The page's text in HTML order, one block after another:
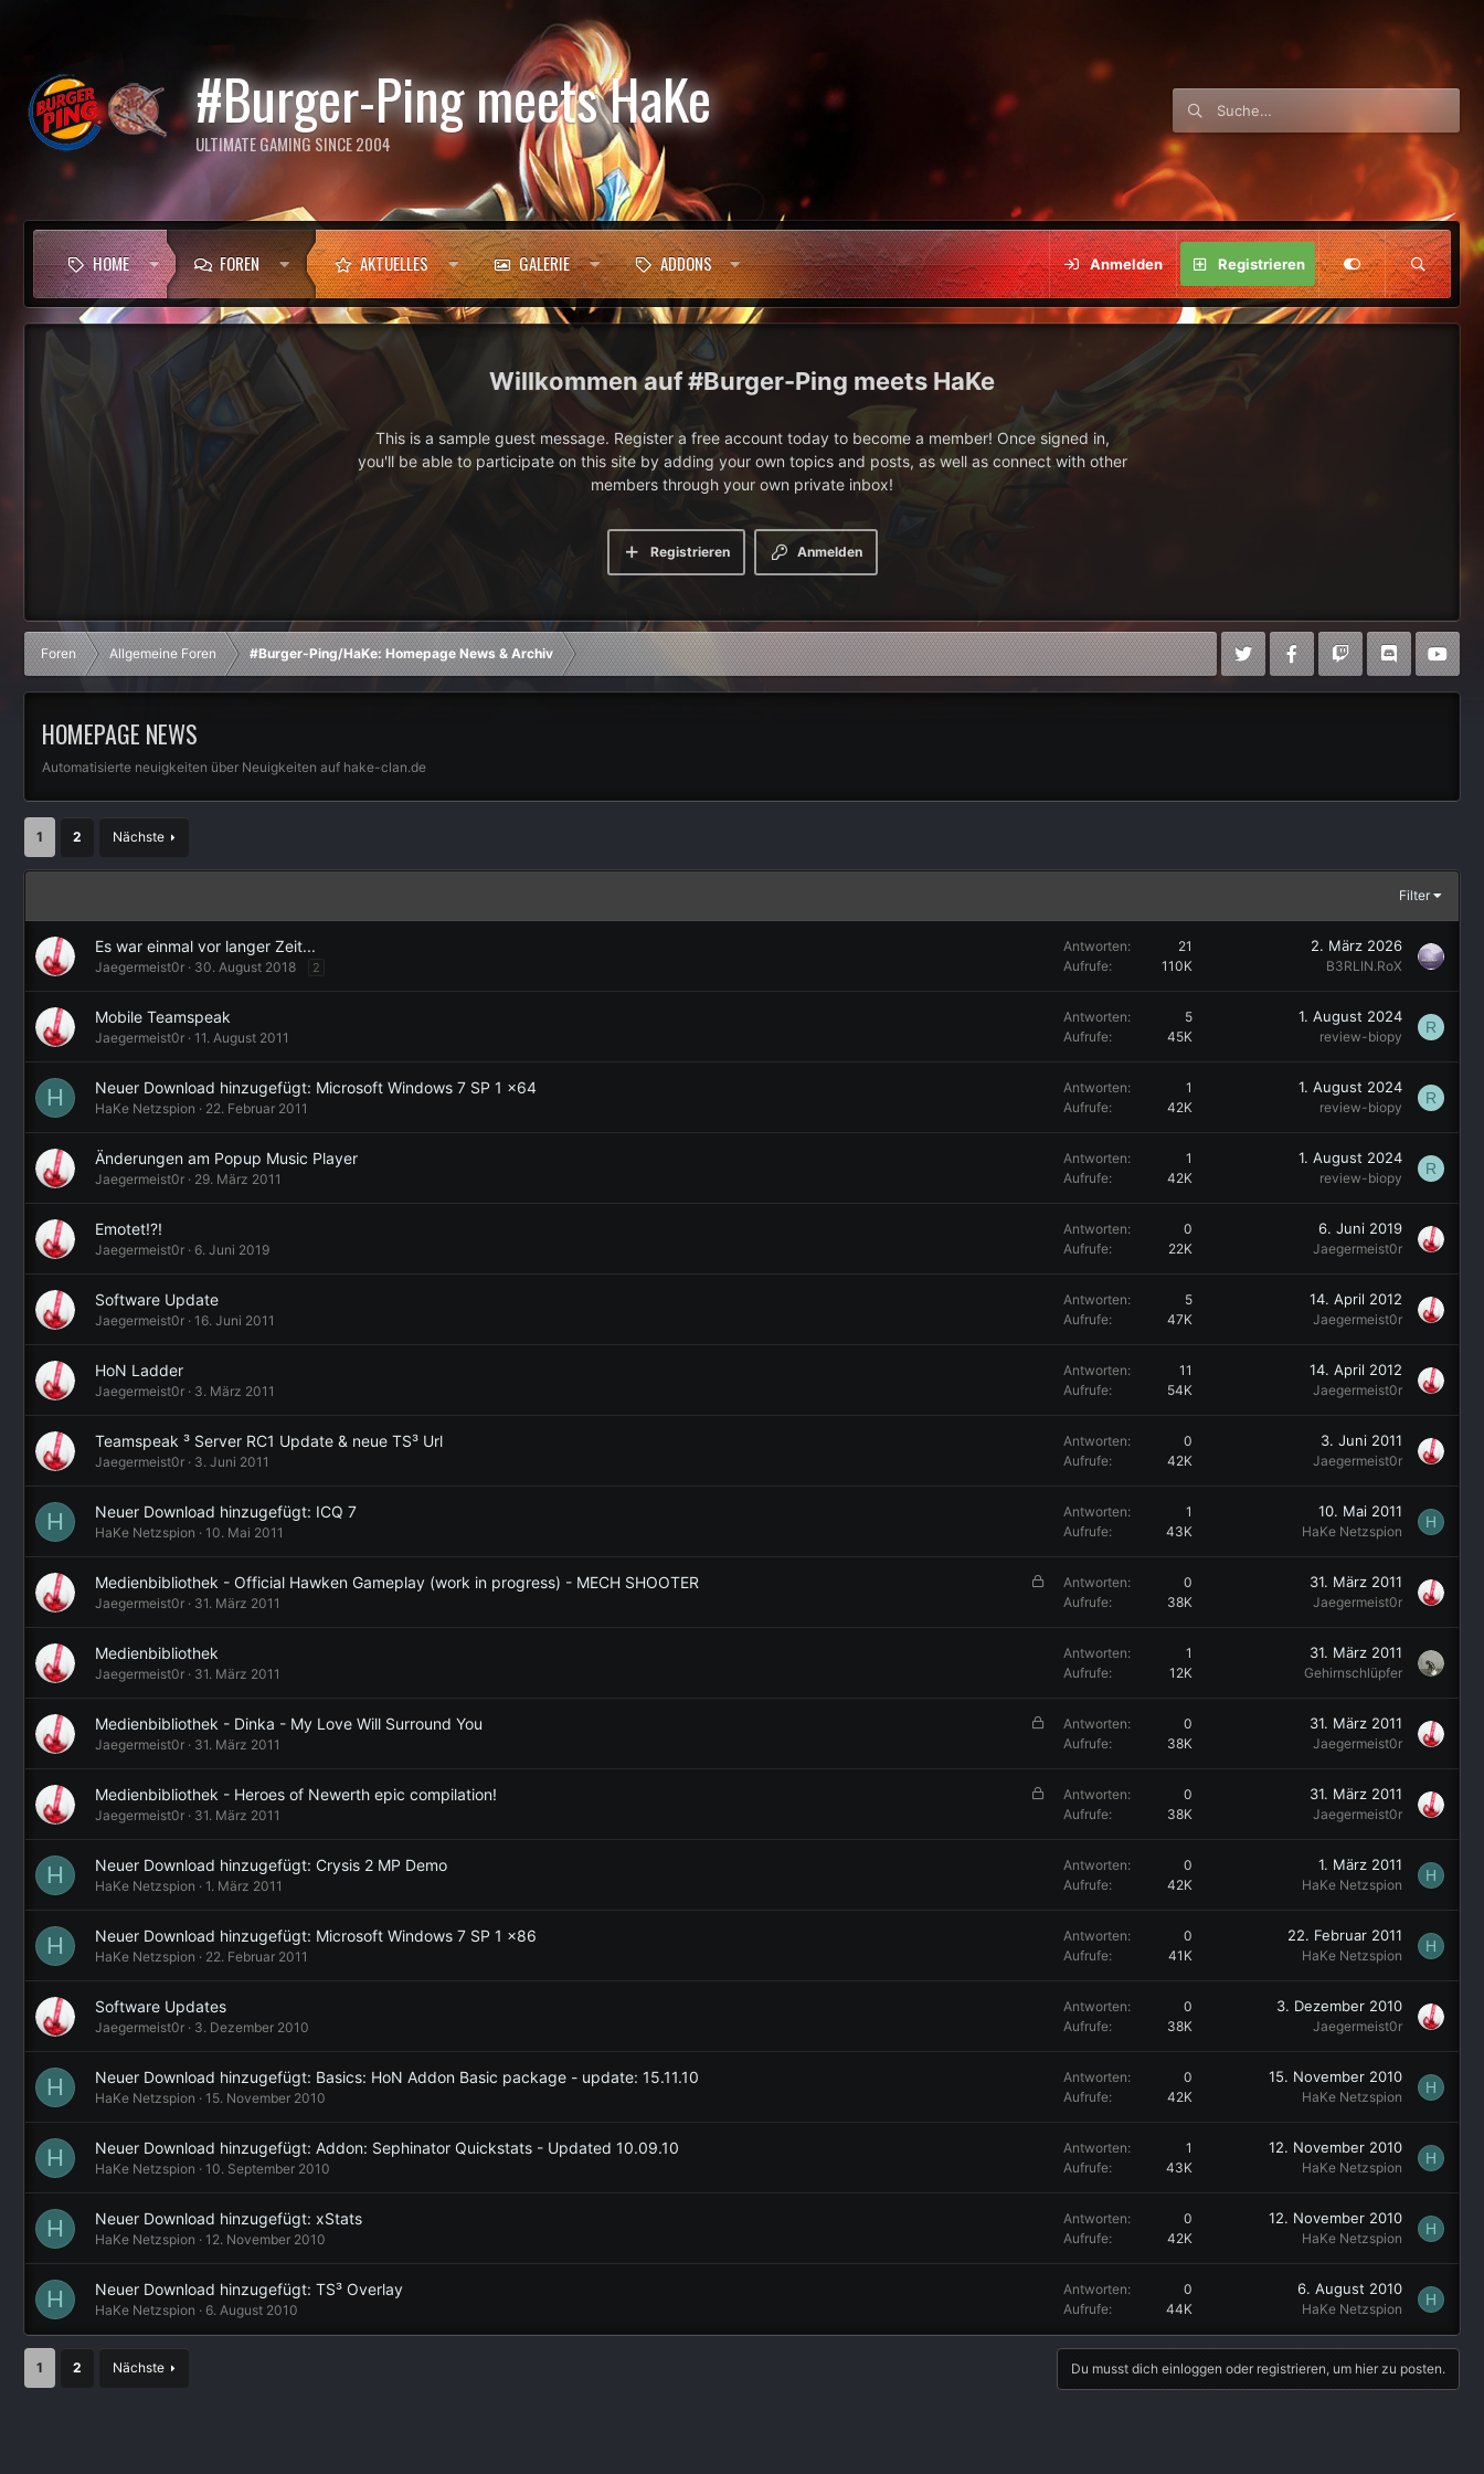
#Burger-Ping meets HaKe
ULTIMATE GAMING SINCE 2004
HOME FOREN AKTUELLES GALERIE ADDONS Anmelden Registrieren
#Burger-Ping meets HaKe
This is a sample guest message. Register a free account today to become a member! Once signed in,
you'll be able to participate on this site by adding your own topics and posts, as well as connect with other
members through your own private inbox!
Anmelden
Registrieren
Foren Allgemeine Foren #Burger-Ping/HaKe: Homepage News & Archiv
HOMEPAGE NEWS
Automatisierte neuigkeiten über Neuigkeiten auf hake-clan.de
1 2 Nächste
Filter
Es war einmal vor langer Zeit...
Jaegermeist0r 30. August 2018 2
Antworten
21
Aufrufe
110K
2. März 2026
B3RLIN.RoX
Mobile Teamspeak
Jaegermeist0r 11. August 2011
Antworten
5
Aufrufe
45K
1. August 2024
review-biopy
R
H Neuer Download hinzugefügt: Microsoft Windows 7 SP 1 x64
HaKe Netzspion 22. Februar 2011
Antworten
1
Aufrufe
42K
1. August 2024
review-biopy
R
Änderungen am Popup Music Player
Jaegermeist0r 29. März 2011
Antworten
1
Aufrufe
42K
1. August 2024
review-biopy
R
Emotet!?!
Jaegermeist0r 6. Juni 2019
Antworten
0
Aufrufe
22K
6. Juni 2019
Jaegermeist0r
Software Update
Jaegermeist0r 16. Juni 2011
Antworten
5
Aufrufe
47K
14. April 2012
Jaegermeist0r
HoN Ladder
Jaegermeist0r 3. März 2011
Antworten
11
Aufrufe
54K
14. April 2012
Jaegermeist0r
Teamspeak ³ Server RC1 Update & neue TS³ Url
Jaegermeist0r 3. Juni 2011
Antworten
0
Aufrufe
42K
3. Juni 2011
Jaegermeist0r
H Neuer Download hinzugefügt: ICQ 7
HaKe Netzspion 10. Mai 2011
Antworten
1
Aufrufe
43K
10. Mai 2011
HaKe Netzspion
H
G
t
Medienbibliothek - Official Hawken Gameplay (work in progress) - MECH SHOOTER
Jaegermeist0r 31. März 2011
Antworten
0
Aufrufe
38K
31. März 2011
Jaegermeist0r
Medienbibliothek
Jaegermeist0r 31. März 2011
Antworten
1
Aufrufe
12K
31. März 2011
Gehirnschlüpfer
G
e
Medienbibliothek - Dinka - My Love Will Surround You
Jaegermeist0r 31. März 2011
Antworten
0
Aufrufe
38K
31. März 2011
Jaegermeist0r
G
Medienbibliothek - Heroes of Newerth epic compilation!
Jaegermeist0r 31. März 2011
Antworten
0
Aufrufe
38K
31. März 2011
Jaegermeist0r
H Neuer Download hinzugefügt: Crysis 2 MP Demo
HaKe Netzspion 1. März 2011
Antworten
0
Aufrufe
42K
1. März 2011
HaKe Netzspion
H
H Neuer Download hinzugefügt: Microsoft Windows 7 SP 1 x86
HaKe Netzspion 22. Februar 2011
Antworten
0
Aufrufe
41K
22. Februar 2011
HaKe Netzspion
H
Software Updates
Jaegermeist0r 3. Dezember 2010
Antworten
0
Aufrufe
38K
3. Dezember 2010
Jaegermeist0r
H Neuer Download hinzugefügt: Basics: HoN Addon Basic package - update: 15.11.10
HaKe Netzspion 15. November 2010
Antworten
0
Aufrufe
42K
15. November 2010
HaKe Netzspion
H
H Neuer Download hinzugefügt: Addon: Sephinator Quickstats - Updated 10.09.10
HaKe Netzspion 10. September 2010
Antworten
1
Aufrufe
43K
12. November 2010
HaKe Netzspion
H
H Neuer Download hinzugefügt: xStats
HaKe Netzspion 12. November 2010
Antworten
0
Aufrufe
42K
12. November 2010
HaKe Netzspion
H
H Neuer Download hinzugefügt: TS³ Overlay
HaKe Netzspion 6. August 2010
Antworten
0
Aufrufe
44K
6. August 2010
HaKe Netzspion
H
1 2 Nächste Du musst dich einloggen oder registrieren, um hier zu posten.